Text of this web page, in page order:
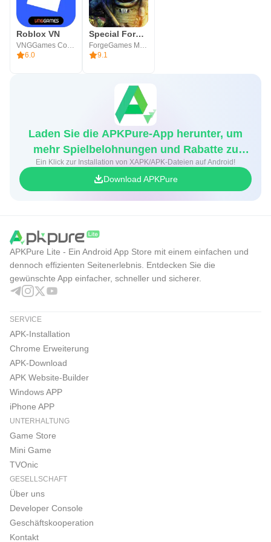
Roblox VN
VNGGames Co., Ltd
6.0
Special Forces Group 2
ForgeGames Mobile
9.1
Laden Sie die APKPure-App herunter, um
mehr Spielbelohnungen und Rabatte zu
erhalten
Ein Klick zur Installation von XAPK/APK-Dateien auf Android!
Download APKPure
APKPure Lite - Ein Android App Store mit einem einfachen und
dennoch effizienten Seitenerlebnis. Entdecken Sie die
gewünschte App einfacher, schneller und sicherer.
SERVICE
APK-Installation
Chrome Erweiterung
APK-Download
APK Website-Builder
Windows APP
iPhone APP
UNTERHALTUNG
Game Store
Mini Game
TVOnic
GESELLSCHAFT
Über uns
Developer Console
Geschäftskooperation
Kontakt